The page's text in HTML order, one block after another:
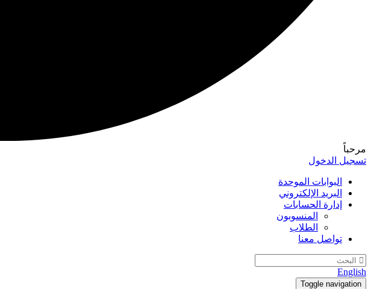
مرحباً
تسجيل الدخول
البوابات الموحدة
البريد الإلكتروني
إدارة الحسابات
المنسوبون
الطلاب
تواصل معنا
English
Toggle navigation